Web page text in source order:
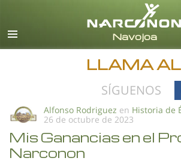
Español
Todas las
LLAMA AL
SÍGUENOS
Alfonso Rodriguez en Historia de
26 de octubre de 2023
Mis Ganancias en el
Narconon